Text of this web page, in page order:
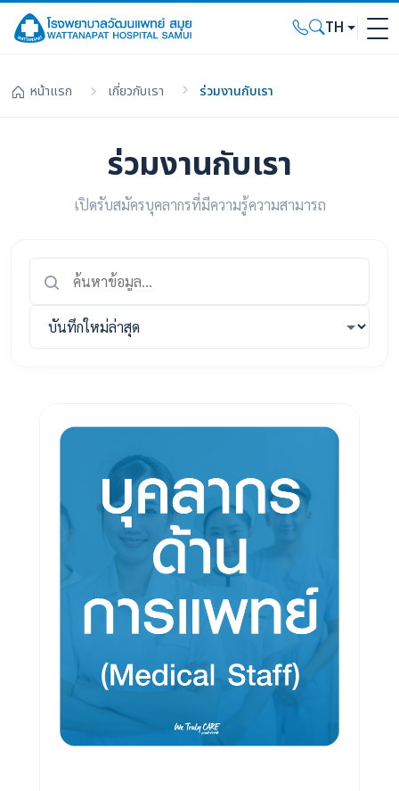
TH
หน้าแรก เกี่ยวกับเรา ร่วมงานกับเรา
ร่วมงานกับเรา
เปิดรับสมัครบุคลากรที่มีความรู้ความสามารถ